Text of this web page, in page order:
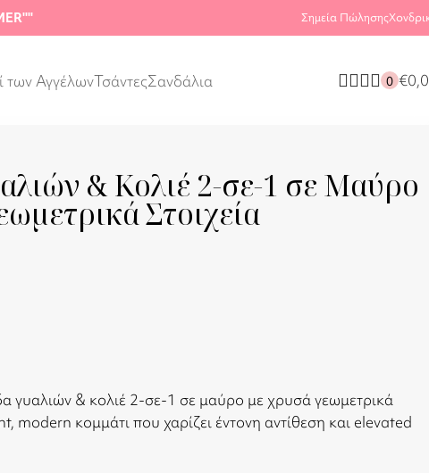
" Σημεία Πώλησης
των ΑγγέλωνΤσάντεςΣανδάλια 0 €
& Κολιέ 2-σε-1 σε Μαύρο
Στοιχεία
γυαλιών & κολιέ 2-σε-1 σε μαύρο με χρυσά γεωμετρικά
modern κομμάτι που χαρίζει έντονη αντίθεση και elevated